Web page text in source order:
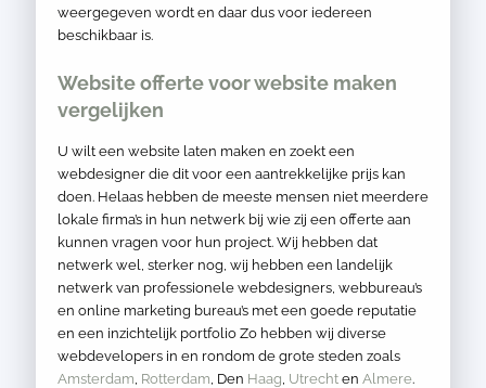
weergegeven wordt en daar dus voor iedereen
beschikbaar is.
Website offerte voor website maken
vergelijken
U wilt een website laten maken en zoekt een
webdesigner die dit voor een aantrekkelijke prijs kan
doen. Helaas hebben de meeste mensen niet meerdere
lokale firma’s in hun netwerk bij wie zij een offerte aan
kunnen vragen voor hun project. Wij hebben dat
netwerk wel, sterker nog, wij hebben een landelijk
netwerk van professionele webdesigners, webbureau’s
en online marketing bureau’s met een goede reputatie
en een inzichtelijk portfolio Zo hebben wij diverse
webdevelopers in en rondom de grote steden zoals
Amsterdam, Rotterdam, Den Haag, Utrecht en Almere.